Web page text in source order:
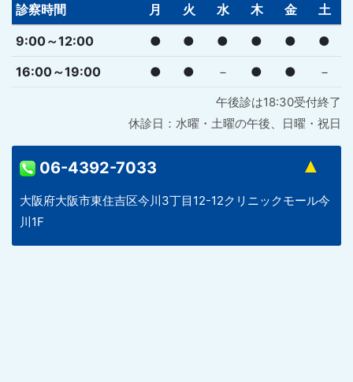
診察時間 月 火 水 木 金
土
9:00～12:00
● ● ● ● ●
●
16:00～19:00
● ● － ● ● －
午後診は18:30受付終了
休診日：水曜・土曜の午後、日曜・祝日
06-4392-7033
大阪府大阪市東住吉区今川3丁目12-12クリニックモール今
川1F